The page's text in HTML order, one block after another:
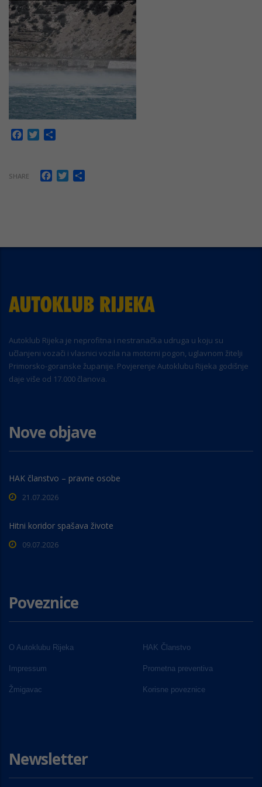
Facebook
Twitter
SHARE Facebook
Twitter
Autoklub Rijeka je neprofitna i nestranačka udruga u koju su
učlanjeni vozači i vlasnici vozila na motorni pogon, uglavnom žitelji
Primorsko-goranske županije. Povjerenje Autoklubu Rijeka godišnje
daje više od 17.000 članova.
Nove objave
HAK članstvo – pravne osobe
21.07.2026
Hitni koridor spašava živote
09.07.2026
Poveznice
O Autoklubu Rijeka HAK Članstvo
Impressum Prometna preventiva
Žmigavac Korisne poveznice
Newsletter